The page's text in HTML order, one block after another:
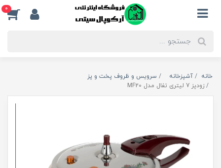
0
خانه آشپزخانه
سرویس و ظروف پخت و پز
زودپز 7 لیتری تفال مدل MF20